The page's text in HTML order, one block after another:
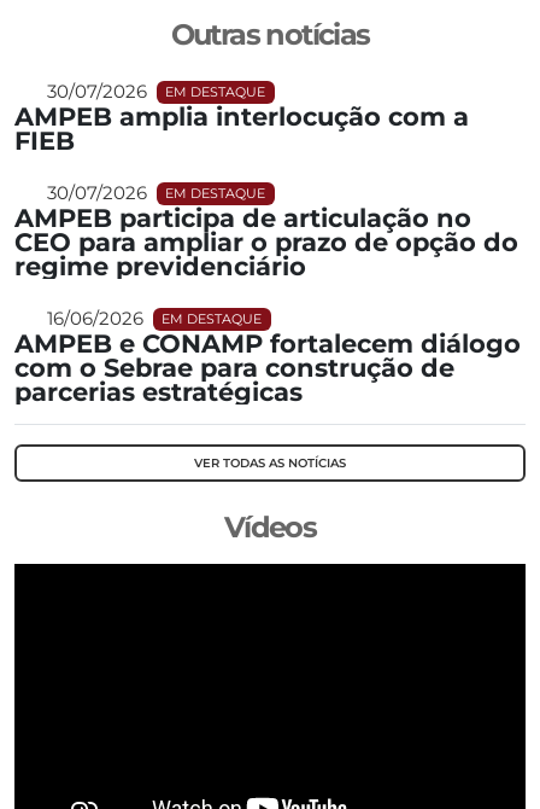
Outras notícias
30/07/2026 EM DESTAQUE
AMPEB amplia interlocução com a
FIEB
30/07/2026 EM DESTAQUE
AMPEB participa de articulação no
CEO para ampliar o prazo de opção do
regime previdenciário
16/06/2026 EM DESTAQUE
AMPEB e CONAMP fortalecem diálogo
com o Sebrae para construção de
parcerias estratégicas
VER TODAS AS NOTÍCIAS
Vídeos